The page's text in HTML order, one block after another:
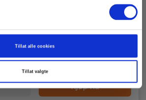
Tillat alle cookies
Tillat valgte
Kjøp nå